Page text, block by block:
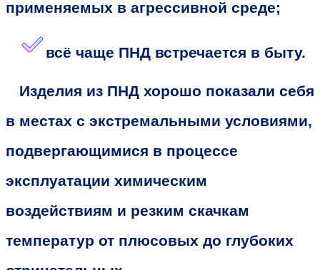
применяемых в агрессивной среде;
всё чаще ПНД встречается в быту.
Изделия из ПНД хорошо показали себя
в местах с экстремальными условиями,
подвергающимися в процессе
эксплуатации химическим
воздействиям и резким скачкам
температур от плюсовых до глубоких